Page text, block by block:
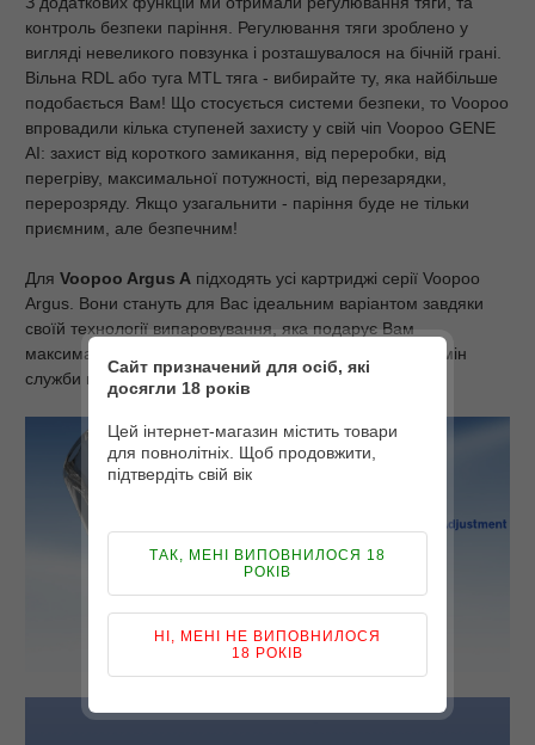
контроль безпеки паріння. Регулювання тяги зроблено у
вигляді невеликого повзунка і розташувалося на бічній грані.
Вільна RDL або туга MTL тяга - вибирайте ту, яка найбільше
подобається Вам! Що стосується системи безпеки, то Voopoo
впровадили кілька ступеней захисту у свій чіп Voopoo GENE
AI: захист від короткого замикання, від переробки, від
перегріву, максимальної потужності, від перезарядки,
перерозряду. Якщо узагальнити - паріння буде не тільки
приємним, але безпечним!
Для Voopoo Argus A підходять усі картриджі серії Voopoo
Argus. Вони стануть для Вас ідеальним варіантом завдяки
своїй технології випаровування, яка подарує Вам
максимальну кількість смаку та пари та тривалий термін
служби кожного картриджа!
Сайт призначений для осіб, які
досягли 18 років
Цей інтернет-магазин містить товари
для повнолітніх. Щоб продовжити,
підтвердіть свій вік
ТАК, МЕНІ ВИПОВНИЛОСЯ 18
РОКІВ
НІ, МЕНІ НЕ ВИПОВНИЛОСЯ
18 РОКІВ